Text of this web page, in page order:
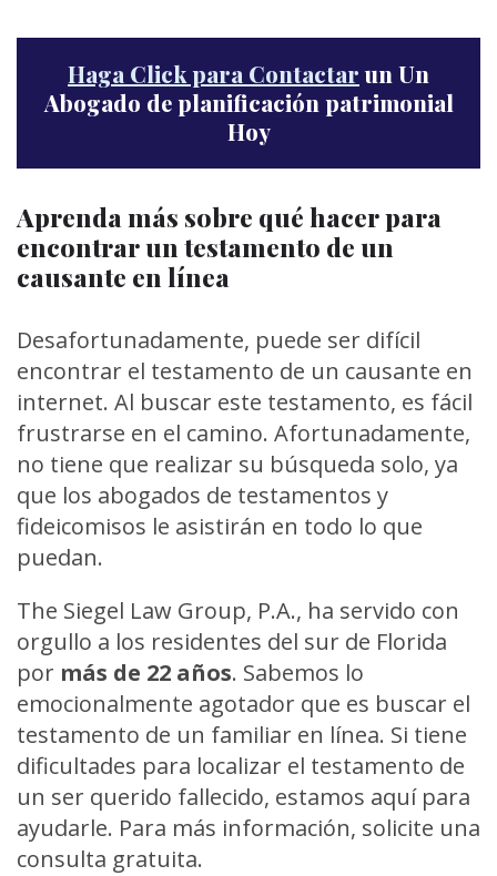
Haga Click para Contactar un Un
Abogado de planificación patrimonial
Hoy
Aprenda más sobre qué hacer para
encontrar un testamento de un
causante en línea
Desafortunadamente, puede ser difícil
encontrar el testamento de un causante en
internet. Al buscar este testamento, es fácil
frustrarse en el camino. Afortunadamente,
no tiene que realizar su búsqueda solo, ya
que los abogados de testamentos y
fideicomisos le asistirán en todo lo que
puedan.
The Siegel Law Group, P.A., ha servido con
orgullo a los residentes del sur de Florida
por más de 22 años. Sabemos lo
emocionalmente agotador que es buscar el
testamento de un familiar en línea. Si tiene
dificultades para localizar el testamento de
un ser querido fallecido, estamos aquí para
ayudarle. Para más información, solicite una
consulta gratuita.